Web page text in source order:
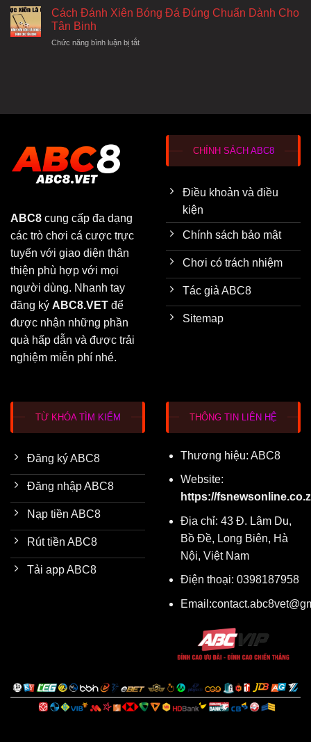
Mắn
Độ
Cao
Bắn
Boss
Cách Đánh Xiên Bóng Đá Đúng Chuẩn Dành Cho
Tân Binh
Chức năng bình luận bị tắtở
Đúng
ABC8 cung cấp đa dạng
các trò chơi cá cược trực
tuyến với giao diện thân
thiện phù hợp với mọi
người dùng. Nhanh tay
đăng ký ABC8.VET để
được nhận những phần
quà hấp dẫn và được trải
nghiệm miễn phí nhé.
CHÍNH SÁCH ABC8
Điều khoản và điều
kiện
Chính sách bảo mật
Chơi có trách nhiệm
Tác giả ABC8
Sitemap
TỪ KHÓA TÌM KIẾM
Đăng ký ABC8
Đăng nhập ABC8
Nạp tiền ABC8
Rút tiền ABC8
Tải app ABC8
THÔNG TIN LIÊN HỆ
Thương hiệu: ABC8
Website:
https://
Địa chỉ: 43 Đ. Lâm Du,
Bồ Đề, Long Biên, Hà
Nội, Việt Nam
Điện thoại: 0398187958
Email: